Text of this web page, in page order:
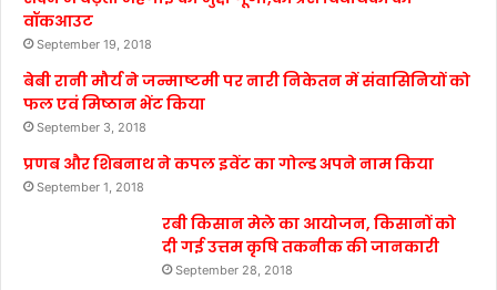
वॉकआउट
September 19, 2018
बेबी रानी मौर्य ने जन्माष्टमी पर नारी निकेतन में संवासिनियों को
फल एवं मिष्ठान भेंट किया
September 3, 2018
प्रणब और शिबनाथ ने कपल इवेंट का गोल्ड अपने नाम किया
September 1, 2018
रबी किसान मेले का आयोजन, किसानों को
दी गई उत्तम कृषि तकनीक की जानकारी
September 28, 2018